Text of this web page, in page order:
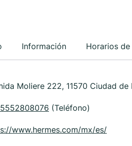
Información Horarios
Moliere 222, 11570 Ciudad de
(Teléfono)
www.hermes.com/mx/es/